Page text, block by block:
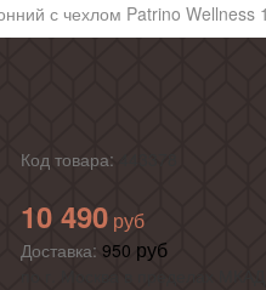
с чехлом Patrino Wellness
Код товара:
10 490
Доставка: 950